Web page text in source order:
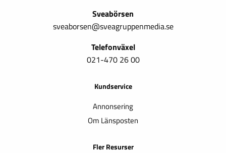
Sveabörsen
sveaborsen@sveagruppenmedia.se
Telefonväxel
021-470 26 00
Kundservice
Annonsering
Om Länsposten
Fler Resurser